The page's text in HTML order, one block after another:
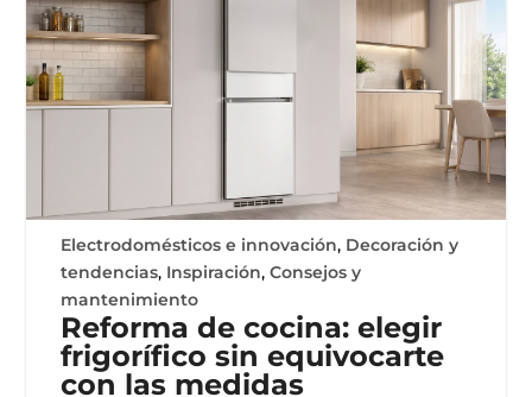
Electrodomésticos e innovación, Decoración y
tendencias, Inspiración,Consejos y
mantenimiento
Reforma de cocina: elegir
frigorífico sin equivocarte
con las medidas